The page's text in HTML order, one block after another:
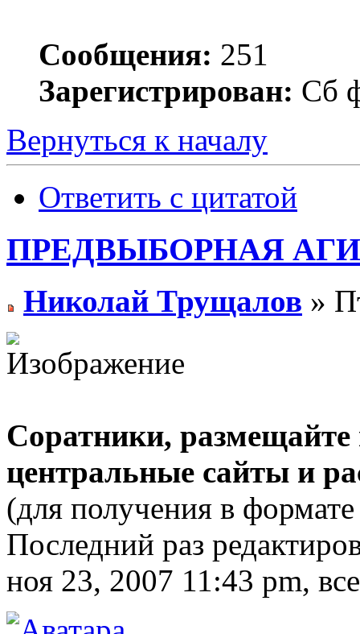
Сообщения: 251
Зарегистрирован: Сб
Вернуться к началу
Ответить с цитатой
ПРЕДВЫБОРНАЯ
Николай Трущалов »
Соратники,
центральные сайты и
(для получения в
Последний раз
ноя 23, 2007 11:43 pm,